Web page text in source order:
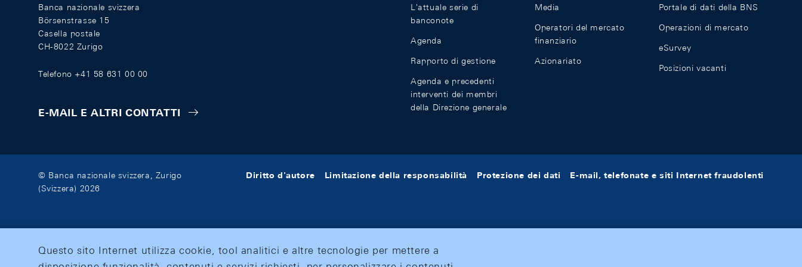
Banca nazionale svizzera
Börsenstrasse 15
Casella postale
CH-8022 Zurigo
Telefono +41 58 631 00 00
E-MAIL E ALTRI CONTATTI
L'attuale serie di
banconote
Agenda
Rapporto di gestione
Agenda e precedenti
interventi dei membri
della Direzione generale
Media
Operatori del mercato
finanziario
Azionariato
Portale di dati della BNS
Operazioni di mercato
eSurvey
Posizioni vacanti
© Banca nazionale svizzera, Zurigo
(Svizzera) 2026
Diritto d'autore Limitazione della responsabilità Protezione dei dati E-mail, telefonate e siti Internet fraudolenti
Questo sito Internet utilizza cookie, tool analitici e altre tecnologie per mettere a